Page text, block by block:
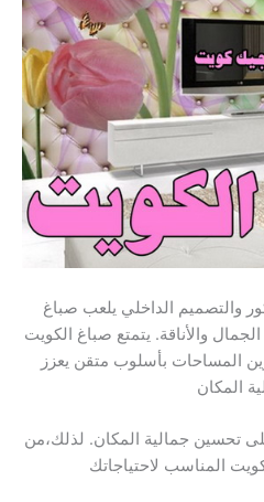
والتصميم الداخلي يلعب صباغ
والأناقة. يتمتع صباغ الكويت
المساحات بأسلوب متقن يعزز
تحسين جمالية المكان. لذلك،من
المناسب لاحتياجاتك